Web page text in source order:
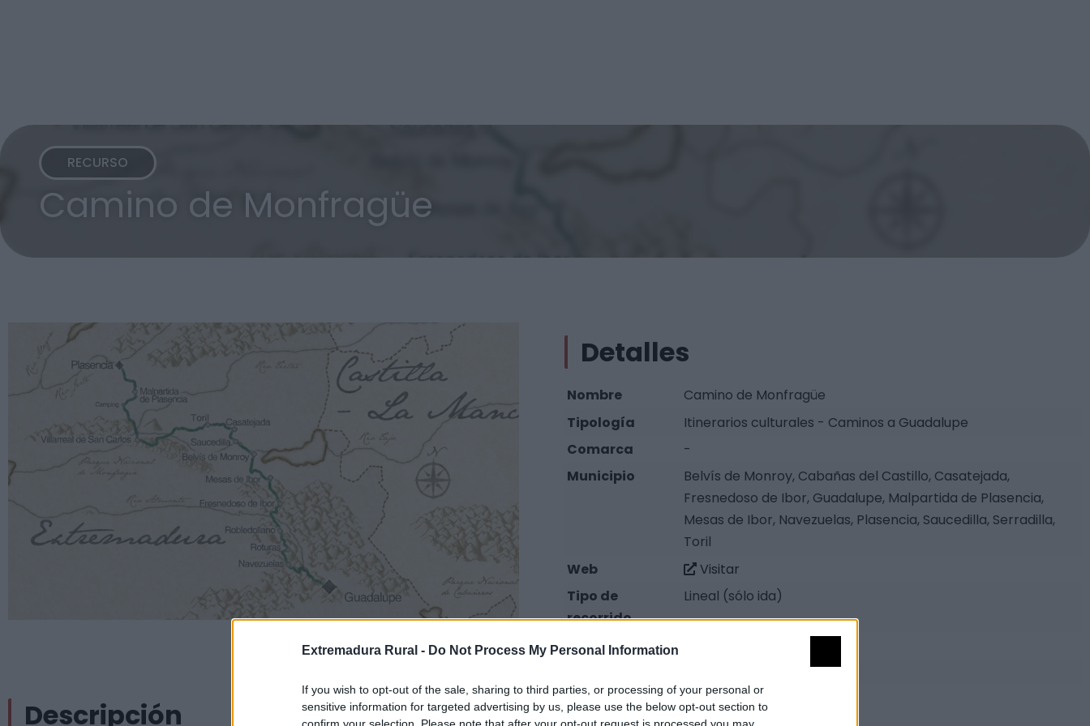
Extremadura Rural - Do Not Process My Personal Information
If you wish to opt-out of the sale, sharing to third parties, or processing of your personal or
sensitive information for targeted advertising by us, please use the below opt-out section to
RECURSO
Camino de Monfragüe
Detalles
Nombre
Camino de Monfragüe
Tipología
Itinerarios culturales - Caminos a Guadalupe
Comarca
-
Municipio
Belvís de Monroy, Cabañas del Castillo, Casatejada,
Fresnedoso de Ibor, Guadalupe, Malpartida de Plasencia,
Mesas de Ibor, Navezuelas, Plasencia, Saucedilla, Serradilla,
Toril
Web
Visitar
Tipo de
recorrido
Lineal (sólo ida)
Distancia
Descripción